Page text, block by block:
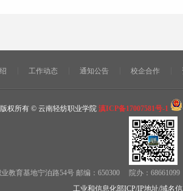
工作动态 通知公告 校企合作
版权所有 © 云南轻纺职业学院 滇ICP备17007581号-1
教育基地宁泊路54号 邮编：650300 院办：
工业和信息化部ICP/IP地址/域名